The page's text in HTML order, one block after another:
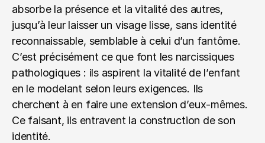
absorbe la présence et la vitalité des autres,
jusqu’à leur laisser un visage lisse, sans identité
reconnaissable, semblable à celui d’un fantôme.
C’est précisément ce que font les narcissiques
pathologiques : ils aspirent la vitalité de l’enfant
en le modelant selon leurs exigences. Ils
cherchent à en faire une extension d’eux-mêmes.
Ce faisant, ils entravent la construction de son
identité.